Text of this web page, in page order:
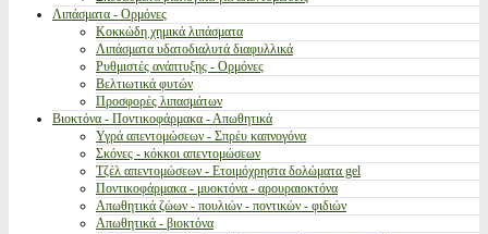
Λιπάσματα - Ορμόνες
Κοκκώδη χημικά λιπάσματα
Λιπάσματα υδατοδιαλυτά διαφυλλικά
Ρυθμιστές ανάπτυξης - Ορμόνες
Βελτιωτικά φυτών
Προσφορές λιπασμάτων
Βιοκτόνα - Ποντικοφάρμακα - Απωθητικά
Υγρά απεντομώσεων - Σπρέυ καπνογόνα
Σκόνες - κόκκοι απεντομώσεων
Τζέλ απεντομώσεων - Ετοιμόχρηστα δολώματα gel
Ποντικοφάρμακα - μυοκτόνα - αρουραιοκτόνα
Απωθητικά ζώων - πουλιών - ποντικών - φιδιών
Απωθητικά - βιοκτόνα